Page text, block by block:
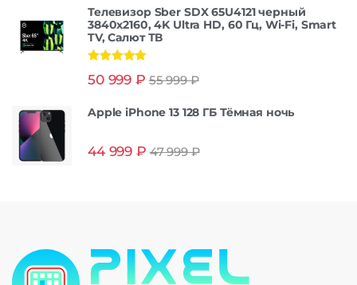
Телевизор Sber SDX 65U4121 черный
3840x2160, 4K Ultra HD, 60 Гц, Wi-Fi, Smart
TV, Салют ТВ
из 5
50 999 ₽ 55 999₽
Apple iPhone 13 128 ГБ Тёмная ночь
44 999 ₽ 47 999₽